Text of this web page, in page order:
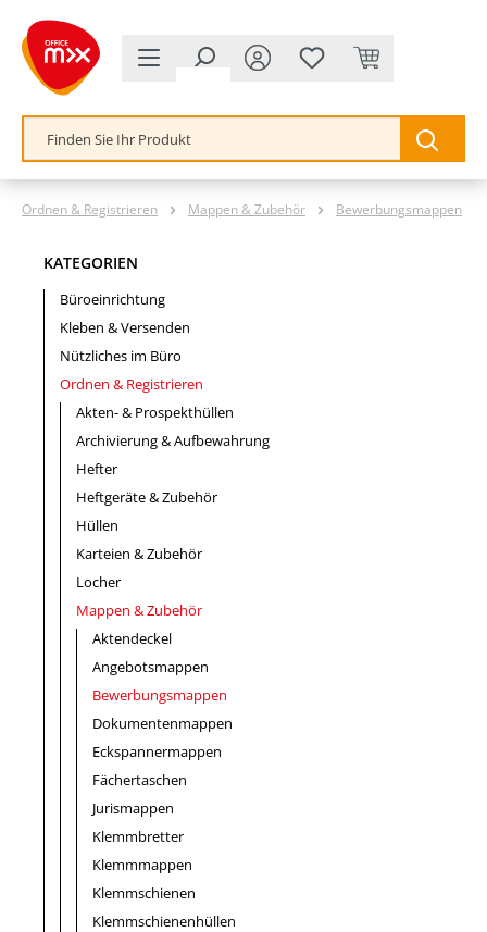
springen
Ordnen & Registrieren Mappen & Zubehör Bewerbungsmappen
KATEGORIEN
Büroeinrichtung
Kleben & Versenden
Nützliches im Büro
Ordnen & Registrieren
Akten- & Prospekthüllen
Archivierung & Aufbewahrung
Hefter
Heftgeräte & Zubehör
Hüllen
Karteien & Zubehör
Locher
Mappen & Zubehör
Aktendeckel
Angebotsmappen
Bewerbungsmappen
Dokumentenmappen
Eckspannermappen
Fächertaschen
Jurismappen
Klemmbretter
Klemmmappen
Klemmschienen
Klemmschienenhüllen